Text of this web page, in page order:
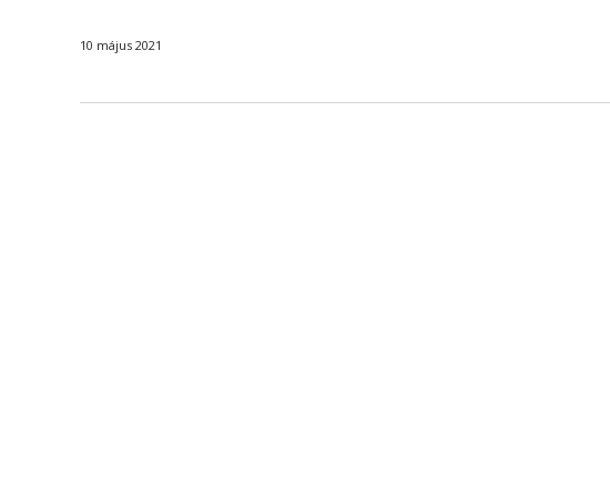
10 május 2021